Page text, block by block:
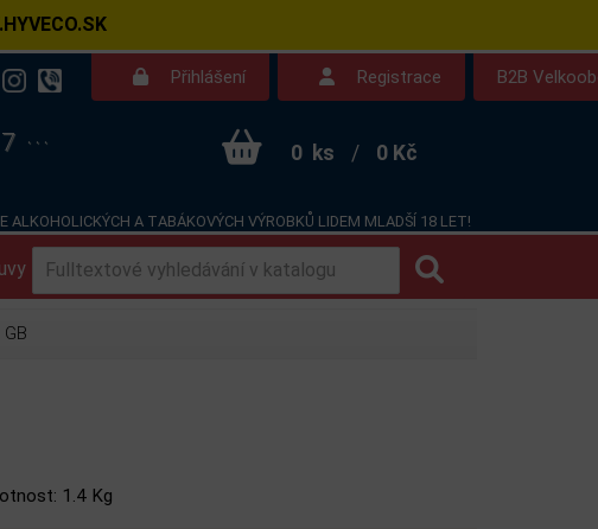
Přihlášení Registrace B2B
··· 0 ks / 0 Kč
ALKOHOLICKÝCH A TABÁKOVÝCH VÝROBKŮ LIDEM MLADŠÍ 18 LET!
Kontakt Dotazy
1.4 Kg